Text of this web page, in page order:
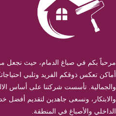
مرحباً بكم في صباغ الدمام، حيث نجعل
أماكن تعكس ذوقكم الفريد وتلبي
والجمالية. تأسست شركتنا على أساس
والابتكار، ونسعى جاهدين لتقديم أفضل
الداخلي والأصباغ في المنطقة.